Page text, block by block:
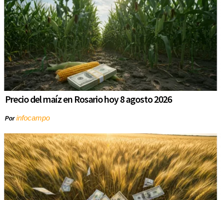
Precio del maíz en Rosario hoy 8 agosto 2026
Porinfocampo